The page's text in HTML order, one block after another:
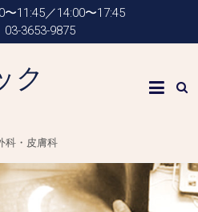
〜11:45／14:00〜17:45
03-3653-9875
ク
科・皮膚科